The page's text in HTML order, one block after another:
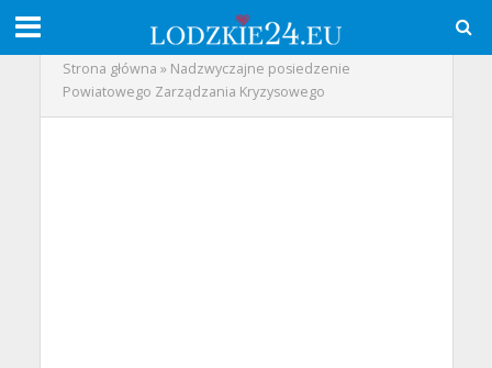
Strona główna » Nadzwyczajne posiedzenie
Powiatowego Zarządzania Kryzysowego